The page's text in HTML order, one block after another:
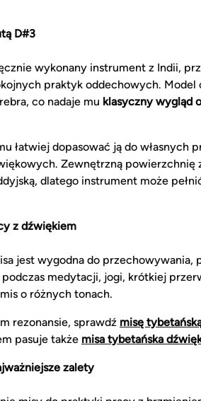
D#3
wykonany instrument z Indii,
praktyk oddechowych. Model
co nadaje mu klasyczny wygląd
łatwiej dopasować ją do własnych
Zewnętrzną powierzchnię
dlatego instrument może
z dźwiękiem
jest wygodna do przechowywania,
medytacji, jogi, krótkiej
o różnych tonach.
rezonansie, sprawdź misę
pasuje także misa tybetańska
zalety